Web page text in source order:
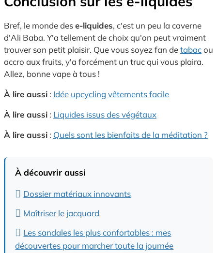
Bref, le monde dese-liquides, c'est un peu la caverne
d'Ali Baba. Y'a tellement de choix qu'on peut vraiment
trouver son petit plaisir. Que vous soyez fan detabacou
accro aux fruits, y'a forcément un truc qui vous plaira.
Allez, bonne vape à tous !
À lire aussi : Idée upcycling vêtements facile
À lire aussi : Liquides issus des végétaux
À lire aussi : Quels sont les bienfaits de la méditation ?
À découvrir aussi
Dossier matériaux innovants
Maîtriser le jacquard
Les sandales les plus confortables : mes
découvertes pour marcher toute la journée